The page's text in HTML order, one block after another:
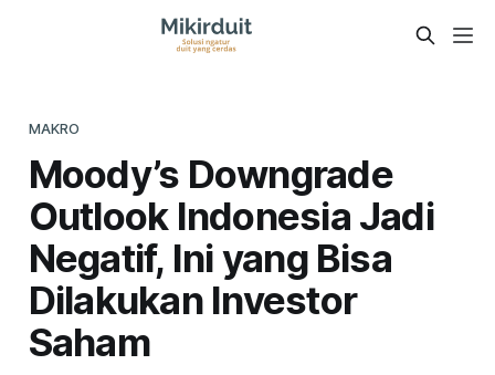
MAKRO
Moody’s Downgrade
Outlook Indonesia Jadi
Negatif, Ini yang Bisa
Dilakukan Investor
Saham